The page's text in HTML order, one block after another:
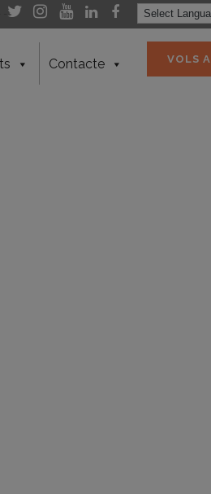
VOLS
Contacte